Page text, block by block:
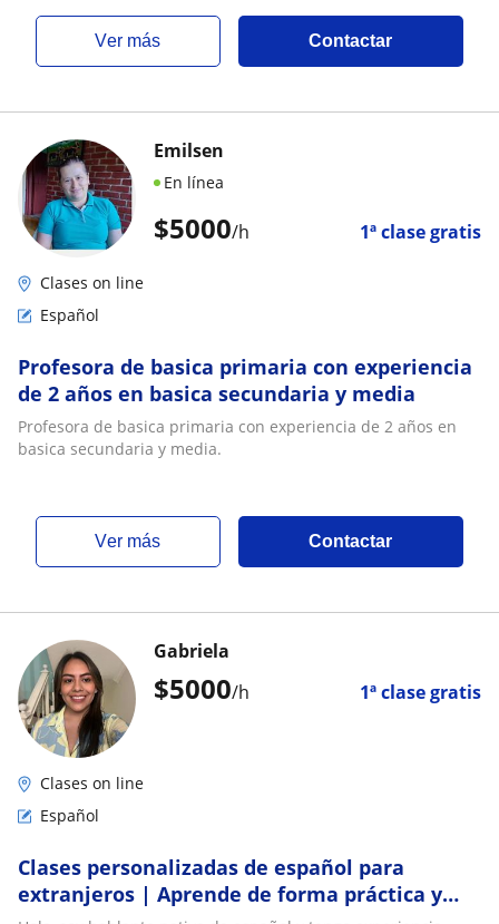
ver más Contactar
$5000/h 1ª clase gratis
Emilsen
En línea
Clases on line
Español
Profesora de basica primaria con experiencia
de 2 años en basica secundaria y media
Profesora de basica primaria con experiencia de 2 años en
basica secundaria y media.
ver más Contactar
$5000/h 1ª clase gratis
Gabriela
Clases on line
Español
Clases personalizadas de español para
extranjeros | Aprende de forma práctica y